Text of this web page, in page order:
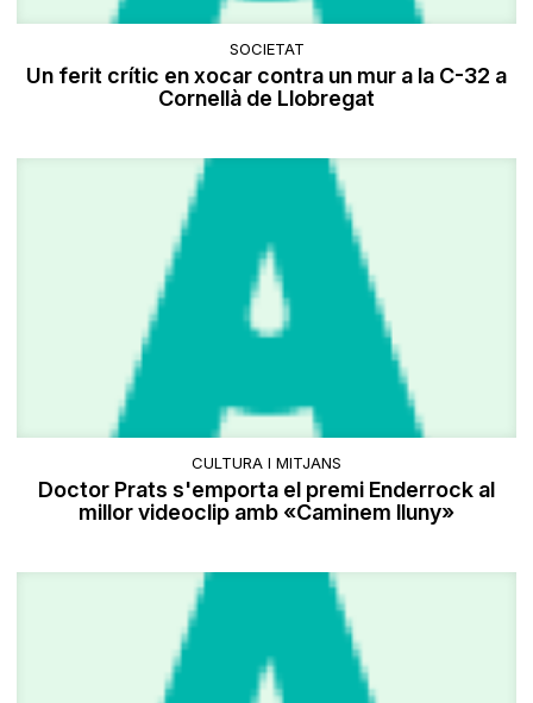
SOCIETAT
Un ferit crític en xocar contra un mur a la C-32 a
Cornellà de Llobregat
CULTURA I MITJANS
Doctor Prats s'emporta el premi Enderrock al
millor videoclip amb «Caminem lluny»